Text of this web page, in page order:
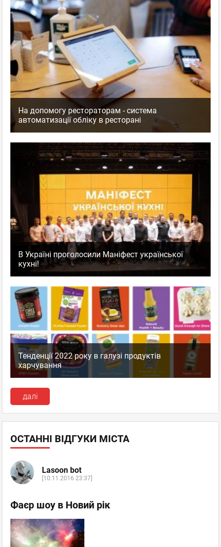
На допомогу рестораторам - система
автоматизації обліку в ресторані
В Україні проголосили Маніфест української
кухні!
Тенденції 2022 року в галузі продуктів
харчування
далі
ОСТАННІ ВІДГУКИ МІСТА
Lasoon bot
[10.11.2016 23:37]
Фаєр шоу в Новий рік